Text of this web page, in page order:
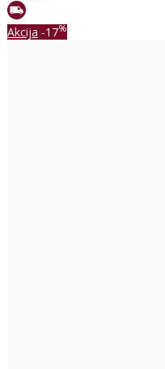
Akcija -17%